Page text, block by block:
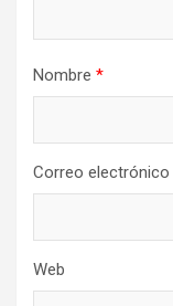
Nombre *
Correo electrónico
Web